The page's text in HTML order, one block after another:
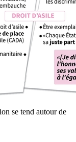
se tend autour de